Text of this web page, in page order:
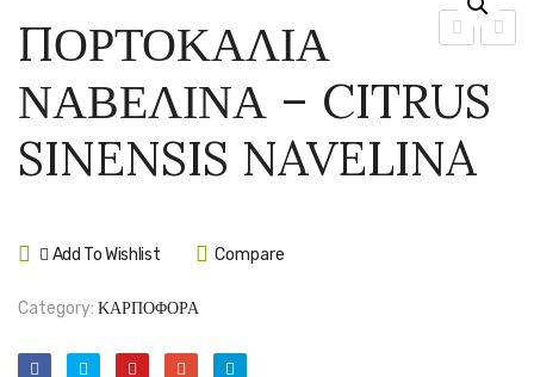
ΛΕΙΤ
CITRUS
ΠΟΡΤΟΚΑΛΙΑ
ΝΑΒΕΛΙΝΑ – CITRUS
SINENSIS NAVELINA
Add To Wishlist Compare
Category: ΚΑΡΠΟΦΟΡΑ